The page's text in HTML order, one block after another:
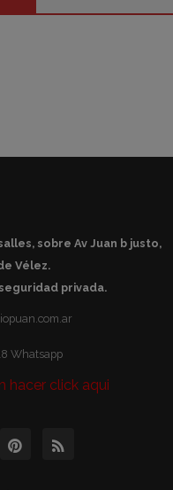
sobre Av Juan b justo,
Vélez.
privada.
Whatsapp
hacer click aqui